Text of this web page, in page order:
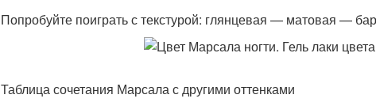
Попробуйте поиграть с текстурой: глянцевая — матовая —
Таблица сочетания Марсала с другими оттенками